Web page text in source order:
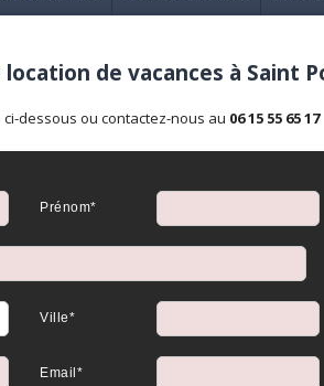
de vacances à Saint
dessous ou contactez-nous au 06 15 55 65 17
Prénom*
Ville*
Email*